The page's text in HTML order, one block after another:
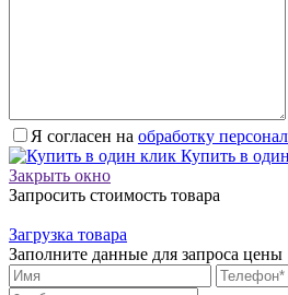
Я согласен на обработку
Купить в
Закрыть окно
Запросить стоимость товара
Загрузка товара
Заполните данные для запроса цены